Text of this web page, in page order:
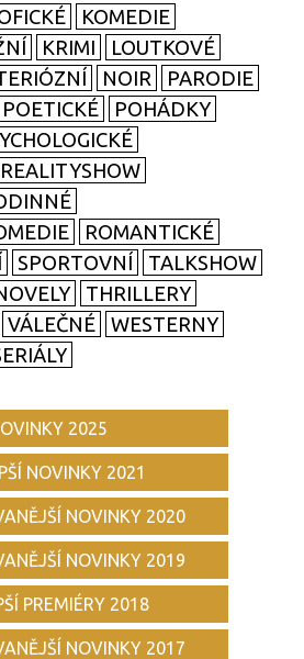
KOMEDIE
KRIMI
LOUTKOVÉ
NOIR
PARODIE
POETICKÉ
POHÁDKY
REALITYSHOW
ROMANTICKÉ
SPORTOVNÍ
TALKSHOW
THRILLERY
VÁLEČNÉ
WESTERNY
2025
NOVINKY 2021
NOVINKY 2020
NOVINKY 2019
PREMIÉRY 2018
NOVINKY 2017